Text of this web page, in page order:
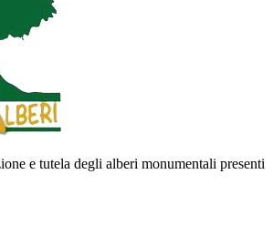
e tutela degli alberi monumentali presenti